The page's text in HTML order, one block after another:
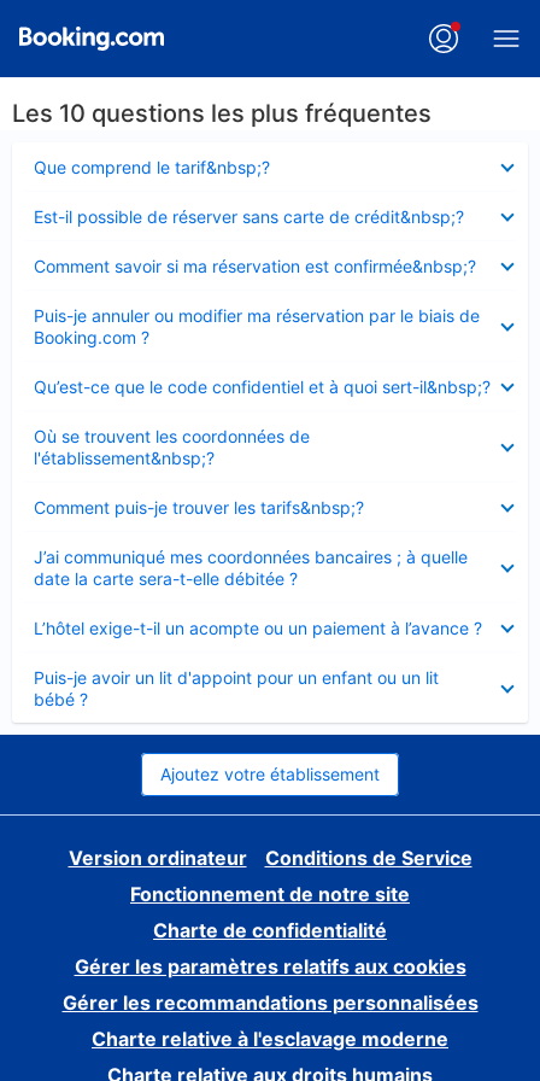
Les 10 questions les plus fréquentes
Que comprend le tarif&nbsp;?
fermé
Est-il possible de réserver sans carte de crédit&nbsp;?
fermé
Comment savoir si ma réservation est confirmée&nbsp;?
fermé
Puis-je annuler ou modifier ma réservation par le biais de
Booking.com ?
fermé
Qu’est-ce que le code confidentiel et à quoi sert-il&nbsp;?
fermé
Où se trouvent les coordonnées de
l'établissement&nbsp;?
fermé
Comment puis-je trouver les tarifs&nbsp;?
fermé
J’ai communiqué mes coordonnées bancaires ; à quelle
date la carte sera-t-elle débitée ?
fermé
L’hôtel exige-t-il un acompte ou un paiement à l’avance ?
fermé
Puis-je avoir un lit d'appoint pour un enfant ou un lit
bébé ?
fermé
Ajoutez votre établissement
Version ordinateur
Conditions de Service
Fonctionnement de notre site
Charte de confidentialité
Gérer les paramètres relatifs aux cookies
Gérer les recommandations personnalisées
Charte relative à l'esclavage moderne
Charte relative aux droits humains